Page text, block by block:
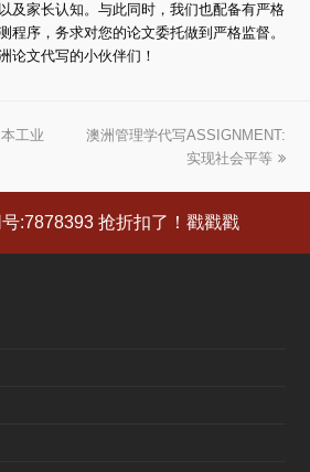
及家长认知。与此同时，我们也配备有严格
程序，务求对您的论文委托做到严格监督。
论文代写的小伙伴们！
工业
下
章:
澳洲管理学代写ASSIGNMENT:
实现社会平等
:7878393 抢折扣了！戳戳戳